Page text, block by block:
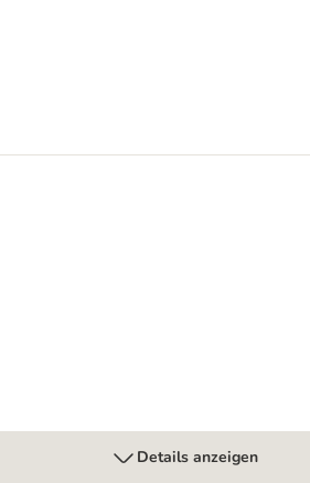
x 85 g
Details anzeigen